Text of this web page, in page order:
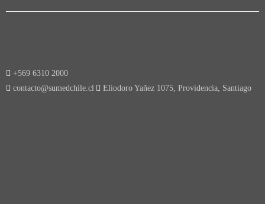
+569 6310 2000
contacto@sumedchile.cl
Eliodoro Yañez 1075, Providencia, Santiago